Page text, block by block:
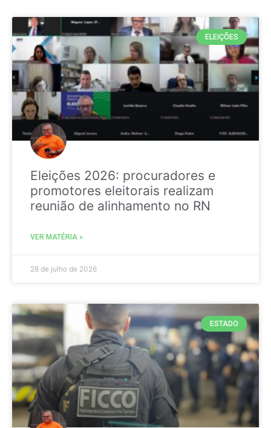
ELEIÇÕES
Eleições 2026: procuradores e
promotores eleitorais realizam
reunião de alinhamento no RN
VER MATÉRIA »
28 de julho de 2026
ESTADO